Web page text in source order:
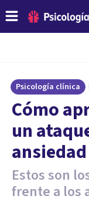
Psicología clínica
Cómo
un
ansiedad
Estos son
frente a los